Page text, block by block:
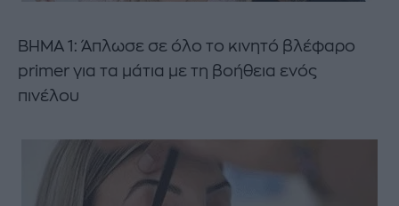
ΒΗΜΑ 1: Άπλωσε σε όλο το κινητό βλέφαρο
primer για τα μάτια με τη βοήθεια ενός
πινέλου